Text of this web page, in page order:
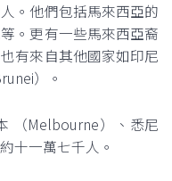
。他們包括馬來西亞的
。更有一些馬來西亞裔
有來自其他國家如印尼
）。
（Melbourne）、悉尼
十一萬七千人。